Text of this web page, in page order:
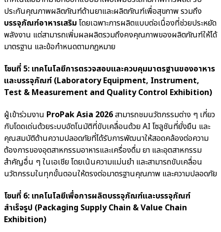
ประกันคุณภาพผลิตภัณฑ์ด้านยาและผลิตภัณฑ์เพื่อสุขภาพ รวมถึง
บรรจุภัณฑ์อาหารเสริม โดยเฉพาะการผลิตแบบต่อเนื่องที่ช่วยประหยัด
พลังงาน แต่สามารถเพิ่มผลผลิตรวมถึงคงคุณภาพของผลิตภัณฑ์ให้ได้
มาตรฐาน และข้อกำหนดตามกฎหมาย
โซนที่ 5: เทคโนโลยีการตรวจสอบและควบคุมมาตรฐานของอาหาร
และบรรจุภัณฑ์ (Laboratory Equipment, Instrument,
Test & Measurement and Quality Control Exhibition)
ผู้เข้าร่วมงาน ProPak Asia 2026สามารถชมนวัตกรรมต่าง ๆ เกี่ยว
กับโดดเด่นด้วยระบบอัตโนมัติที่ขับเคลื่อนด้วย AI โซลูชันที่ยั่งยืน และ
คุณสมบัติด้านความปลอดภัยที่ได้รับการพัฒนาให้สอดคล้องต่อความ
ต้องการของอุตสาหกรรมอาหารและเครื่องดื่ม ยา และอุตสาหกรรม
สำคัญอื่น ๆ ในเอเชีย โดยเน้นความแม่นยำ และสามารถขับเคลื่อน
นวัตกรรมในทุกขั้นตอนให้ตรงต่อมาตรฐานคุณภาพ และความปลอดภัย
โซนที่ 6: เทคโนโลยีเพื่อการผลิตบรรจุภัณฑ์และบรรจุภัณฑ์
สำเร็จรูป (Packaging Supply Chain & Value Chain
Exhibition)